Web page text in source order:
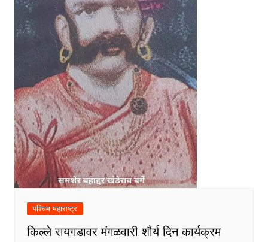
पश्चिम महाराष्ट्र
किल्ले रायगडावर मंगळवारी शौर्य दिन कार्यक्रम